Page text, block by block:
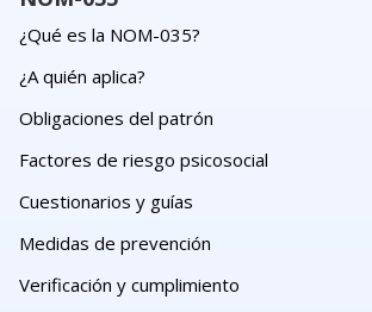
¿Qué es la NOM-035?
¿A quién aplica?
Obligaciones del patrón
Factores de riesgo psicosocial
Cuestionarios y guías
Medidas de prevención
Verificación y cumplimiento